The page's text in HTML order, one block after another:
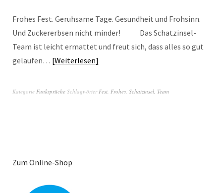
Frohes Fest. Geruhsame Tage. Gesundheit und Frohsinn.
Und Zuckererbsen nicht minder! Das Schatzinsel-
Team ist leicht ermattet und freut sich, dass alles so gut
gelaufen… Weiterlesen
Kategorie Funksprüche Schlagwörter Fest Frohes Schatzinsel Team
Zum Online-Shop